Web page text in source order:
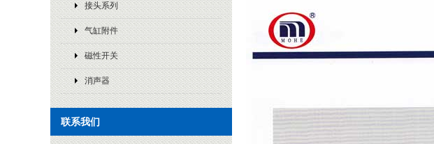
接头系列
气缸附件
磁性开关
消声器
联系我们